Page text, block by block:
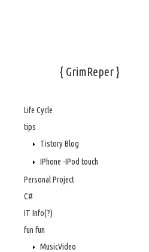
{ GrimReper }
Life Cycle
tips
Tistory Blog
IPhone -IPod touch
Personal Project
C#
IT Info(?)
fun fun
MusicVideo